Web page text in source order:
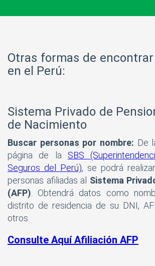
Otras formas de
en el Perú:
Sistema Privado de
de Nacimiento
Buscar personas por nombre: De
página de la SBS
Seguros del Perú), se podrá
personas afiliadas al Sistema
(AFP) . Obtendrá datos como
distrito de residencia de su DNI,
otros.
Consulte Aquí Afiliación AFP